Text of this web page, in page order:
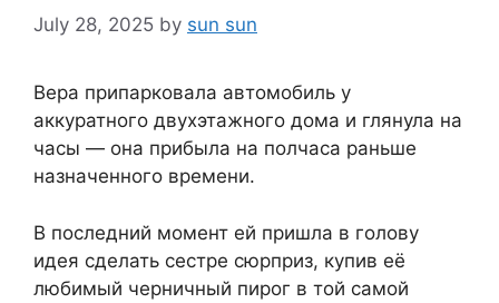
July 28, 2025 by sun sun
Вера припарковала автомобиль у
аккуратного двухэтажного дома и глянула на
часы — она прибыла на полчаса раньше
назначенного времени.
В последний момент ей пришла в голову
идея сделать сестре сюрприз, купив её
любимый черничный пирог в той самой